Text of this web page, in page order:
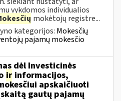
vykdomos individualios
mokėtojų registre...
kategorijos: Mokesčių
pajamų mokesčio
dėl Investicinės
ir informacijos,
apskaičiuoti
gautų pajamų